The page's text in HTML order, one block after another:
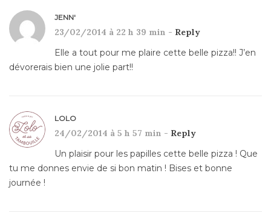
JENN'
23/02/2014 à 22 h 39 min - Reply
Elle a tout pour me plaire cette belle pizza!! J’en
dévorerais bien une jolie part!!
LOLO
24/02/2014 à 5 h 57 min - Reply
Un plaisir pour les papilles cette belle pizza ! Que
tu me donnes envie de si bon matin ! Bises et bonne
journée !